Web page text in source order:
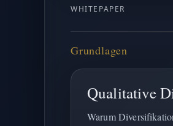
WHITEPAPER
Grundlagen
Qualitative
Warum